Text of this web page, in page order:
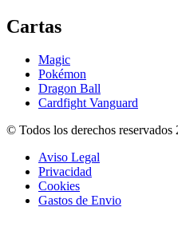
Cartas
Magic
Pokémon
Dragon Ball
Cardfight Vanguard
© Todos los derechos
Aviso Legal
Privacidad
Cookies
Gastos de Envio